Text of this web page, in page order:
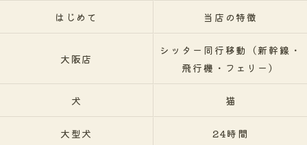
はじめて 当店の特徴
大阪店
シッター同行移動（新幹線・
飛行機・フェリー）
犬 猫
大型犬 24時間